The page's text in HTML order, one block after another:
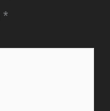
*